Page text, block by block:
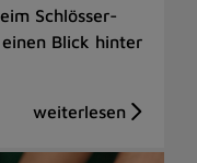
Schlösser-
Blick hinter